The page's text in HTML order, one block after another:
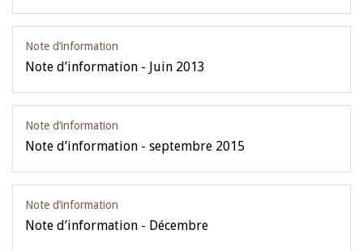
Note d’information
Note d’information - Juin 2013
Note d’information
Note d’information - septembre 2015
Note d’information
Note d’information - Décembre